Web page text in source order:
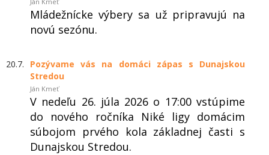
Mládežnícke výbery sa už pripravujú na
novú sezónu.
20.7.
Pozývame vás na domáci zápas s Dunajskou
Stredou
Ján Kmeť
V nedeľu 26. júla 2026 o 17:00 vstúpime
do nového ročníka Niké ligy domácim
súbojom prvého kola základnej časti s
Dunajskou Stredou.